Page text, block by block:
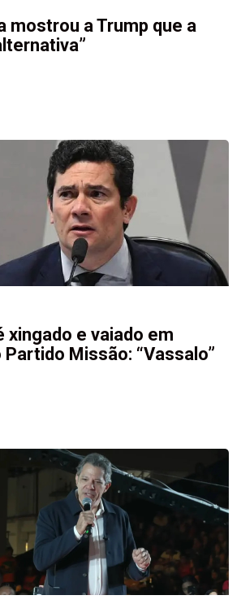
mostrou a Trump que a
xingado e vaiado em
Missão: “Vassalo”